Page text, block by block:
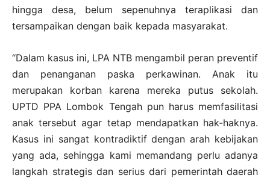
hingga desa, belum sepenuhnya teraplikasi dan
tersampaikan dengan baik kepada masyarakat.
“Dalam kasus ini, LPA NTB mengambil peran preventif
dan penanganan paska perkawinan. Anak itu
merupakan korban karena mereka putus sekolah.
UPTD PPA Lombok Tengah pun harus memfasilitasi
anak tersebut agar tetap mendapatkan hak-haknya.
Kasus ini sangat kontradiktif dengan arah kebijakan
yang ada, sehingga kami memandang perlu adanya
langkah strategis dan serius dari pemerintah daerah